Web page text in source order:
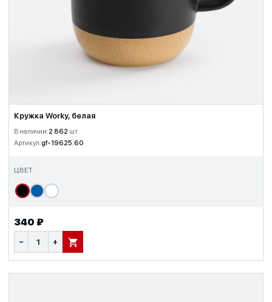
Кружка Worky, белая
В наличии:2 862 шт.
Артикул:gf-19625.60
ЦВЕТ
340 ₽
− + В КОРЗИНУ